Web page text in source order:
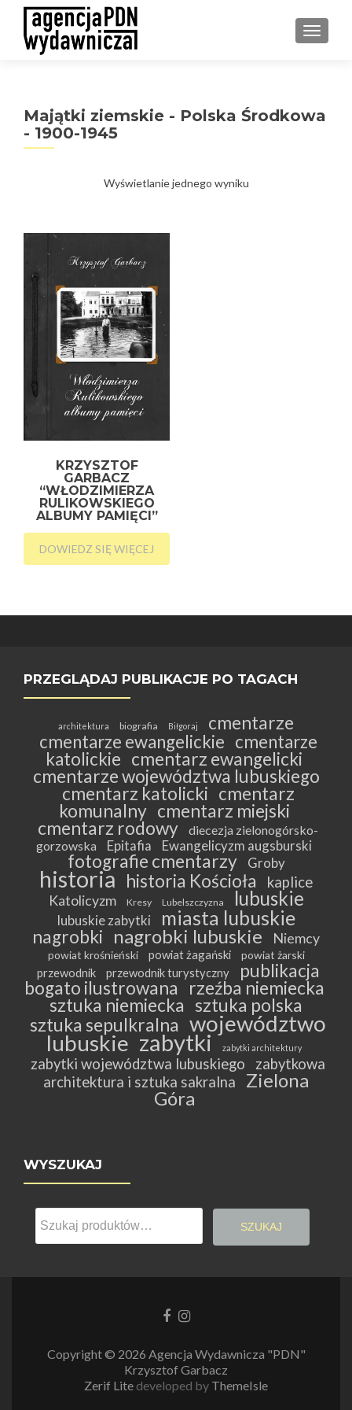
Majątki ziemskie - Polska Środkowa
- 1900-1945
Wyświetlanie jednego wyniku
KRZYSZTOF
GARBACZ
“WŁODZIMIERZA
RULIKOWSKIEGO
ALBUMY PAMIĘCI”
DOWIEDZ SIĘ WIĘCEJ
PRZEGLĄDAJ PUBLIKACJE PO TAGACH
architektura biografia Biłgoraj
cmentarze
cmentarze ewangelickie cmentarze
katolickie cmentarz ewangelicki
cmentarze województwa lubuskiego
cmentarz katolicki cmentarz
komunalny cmentarz miejski
cmentarz rodowy
diecezja zielonogórsko-
gorzowska
Epitafia Ewangelicyzm augsburski
fotografie cmentarzy Groby
historia historia Kościoła kaplice
Katolicyzm Kresy Lubelszczyzna lubuskie
lubuskie zabytki miasta lubuskie
nagrobki nagrobki lubuskie Niemcy
powiat krośnieński powiat żagański powiat żarski
przewodnik przewodnik turystyczny
publikacja
bogato ilustrowana
rzeźba niemiecka
sztuka niemiecka sztuka polska
sztuka sepulkralna województwo
lubuskie zabytki zabytki architektury
zabytki województwa lubuskiego
zabytkowa
architektura i sztuka sakralna
Zielona
Góra
WYSZUKAJ
Szukaj:
SZUKAJ
LinkLink
Copyright © 2026 Agencja Wydawnicza "PDN"
Krzysztof Garbacz
Zerif Lite developed by ThemeIsle